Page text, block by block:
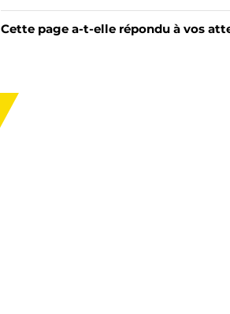
Cette page a-t-elle répondu à vos